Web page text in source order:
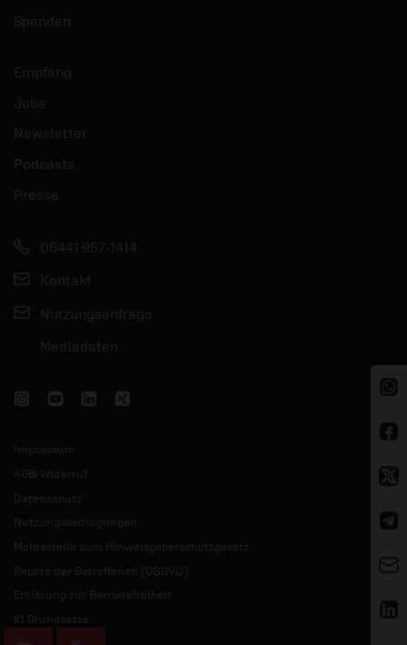
Spenden
Empfang
Jobs
Newsletter
Podcasts
Presse
06441 957-1414
Kontakt
Nutzungsanfrage
Mediadaten
Impressum
AGB/Widerruf
Datenschutz
Nutzungsbedingungen
Meldestelle zum Hinweisgeberschutzgesetz
Rechte der Betroffenen (DSGVO)
Erklärung zur Barrierefreiheit
KI Grundsätze